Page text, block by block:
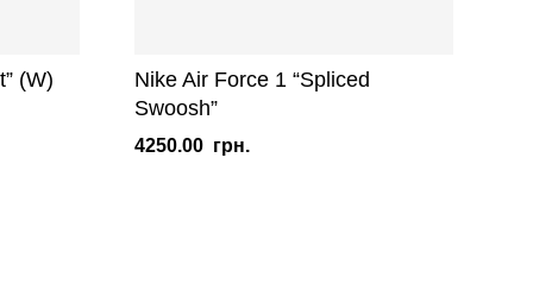
(W)
Nike Air Force 1 “Spliced
Swoosh”
4250.00 грн.